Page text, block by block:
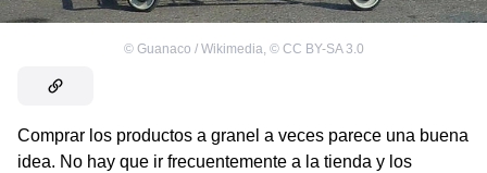
© Guanaco / Wikimedia © CC BY-SA 3.0
Comprar los productos a granel a veces parece una buena
idea. No hay que ir frecuentemente a la tienda y los